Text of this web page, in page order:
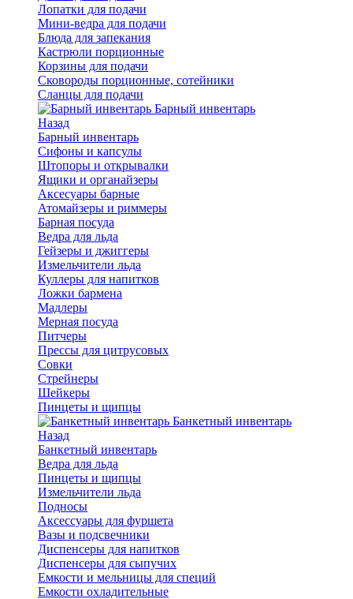
Лопатки для подачи
Мини-ведра для подачи
Блюда для запекания
Кастрюли порционные
Корзины для подачи
Сковороды порционные, сотейники
Сланцы для подачи
Барный инвентарь
Назад
Барный инвентарь
Сифоны и капсулы
Штопоры и открывалки
Ящики и органайзеры
Аксесуары барные
Атомайзеры и риммеры
Барная посуда
Ведра для льда
Гейзеры и джиггеры
Измельчители льда
Куллеры для напитков
Ложки бармена
Мадлеры
Мерная посуда
Питчеры
Прессы для цитрусовых
Совки
Стрейнеры
Шейкеры
Пинцеты и щипцы
Банкетный инвентарь
Назад
Банкетный инвентарь
Ведра для льда
Пинцеты и щипцы
Измельчители льда
Подносы
Аксессуары для фуршета
Вазы и подсвечники
Диспенсеры для напитков
Диспенсеры для сыпучих
Емкости и мельницы для специй
Емкости охладительные